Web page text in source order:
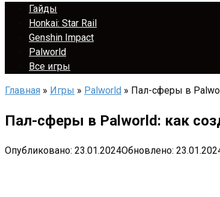
Гайды
Honkai: Star Rail
Genshin Impact
Palworld
Все игры
Главная » Игры » Palworld » Пал-сферы в
Пал-сферы в Palworld: как
Опубликовано: 23.01.2024Обновлено: